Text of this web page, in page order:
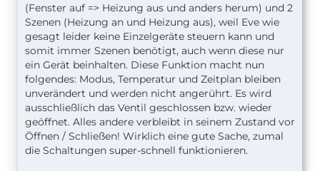
(Fenster auf => Heizung aus und anders herum) und 2
Szenen (Heizung an und Heizung aus), weil Eve wie
gesagt leider keine Einzelgeräte steuern kann und
somit immer Szenen benötigt, auch wenn diese nur
ein Gerät beinhalten. Diese Funktion macht nun
folgendes: Modus, Temperatur und Zeitplan bleiben
unverändert und werden nicht angerührt. Es wird
ausschließlich das Ventil geschlossen bzw. wieder
geöffnet. Alles andere verbleibt in seinem Zustand vor
Öffnen / Schließen! Wirklich eine gute Sache, zumal
die Schaltungen super-schnell funktionieren.